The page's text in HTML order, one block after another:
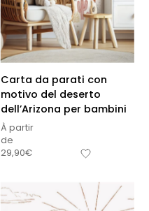
Carta da parati con
motivo del deserto
dell’Arizona per bambini
À partir
de
29,90€